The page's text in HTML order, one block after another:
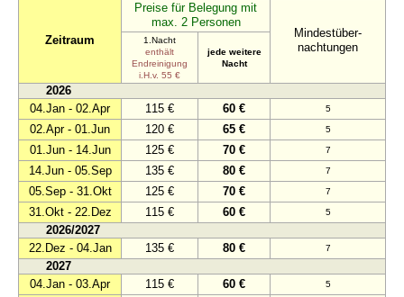
Zeitraum
Preise für Belegung mit
max. 2 Personen
Mindestüber-
nachtungen
1.Nacht
enthält
Endreinigung
i.H.v. 55 €
jede weitere
Nacht
2026
04.Jan - 02.Apr
115 € 60 € 5
02.Apr - 01.Jun 120 € 65 € 5
01.Jun - 14.Jun 125 € 70 € 7
14.Jun - 05.Sep 135 € 80 € 7
05.Sep - 31.Okt 125 € 70 € 7
31.Okt - 22.Dez 115 € 60 € 5
2026/2027
22.Dez - 04.Jan
135 € 80 € 7
2027
04.Jan - 03.Apr
115 € 60 € 5